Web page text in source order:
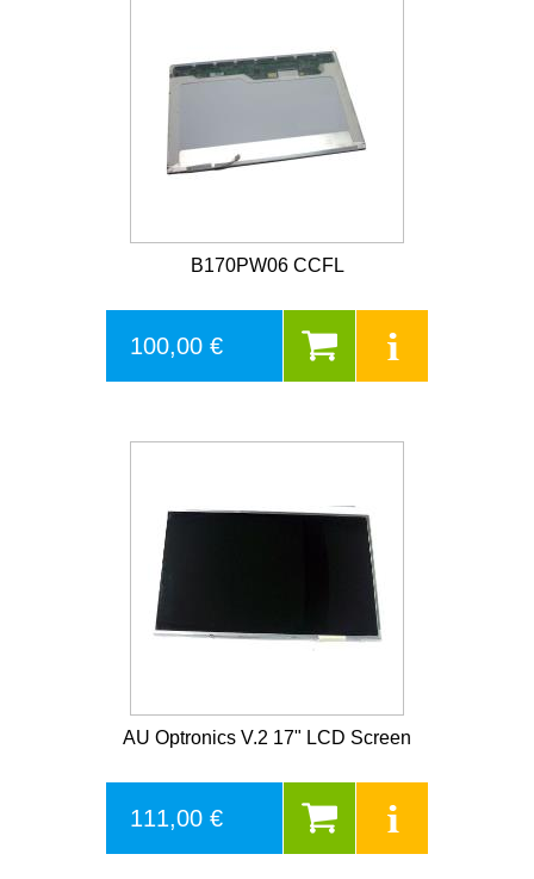
B170PW06 CCFL
100,00 €
AU Optronics V.2 17" LCD Screen
111,00 €